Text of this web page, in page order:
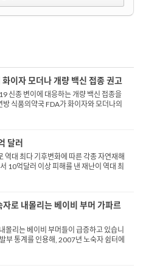
이자 모더나 개량 백신 접종 권고
신종 변이에 대응하는 개량 백신 접종을
식품의약국 FDA가 화이자와 모더나의
로 접종은 이번주 내로 가능해질 것으로
달러
대 최다 기후변화에 따른 각종 자연재해
10억달러 이상 피해를 낸 재난이 역대 최
기청 데이터를 분석한 결과 2023년 들어
로 내몰리는 베이비 부머 가파르
몰리는 베이비 부머들이 급증하고 있습니
부 통계를 인용해, 2007년 노숙자 쉼터에
였지만, 2017년에는 23%로 상승했